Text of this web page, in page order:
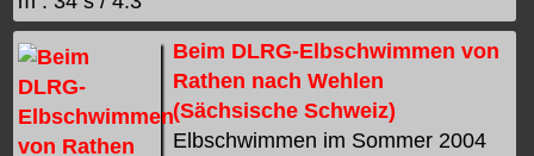
Beim DLRG-Elbschwimmen von
Rathen nach Wehlen
(Sächsische Schweiz)
Elbschwimmen im Sommer 2004